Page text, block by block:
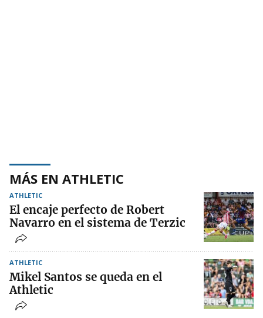
MÁS EN ATHLETIC
ATHLETIC
El encaje perfecto de Robert
Navarro en el sistema de Terzic
ATHLETIC
Mikel Santos se queda en el
Athletic